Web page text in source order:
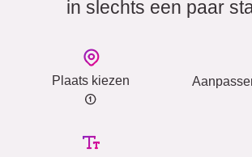
in slechts een paar
Plaats kiezen